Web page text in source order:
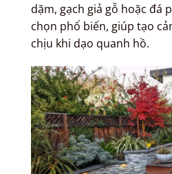
dặm, gạch giả gỗ hoặc đá
chọn phổ biến, giúp tạo
chịu khi dạo quanh hồ.